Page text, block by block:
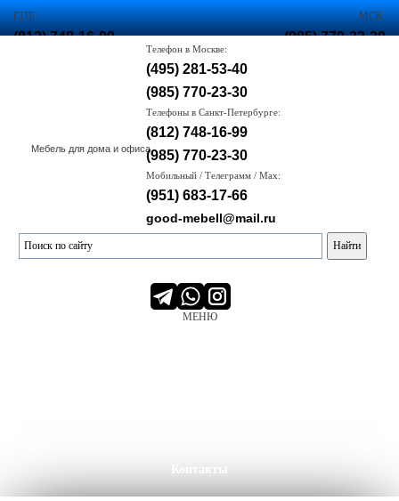
СПБ:
(812) 748-16-99
МСК:
(985) 770-23-30
Мебель для дома и офиса
Телефон в Москве:
(495) 281-53-40
(985) 770-23-30
Телефоны в Санкт-Петербурге:
(812) 748-16-99
(985) 770-23-30
Мобильный / Телеграмм / Max:
(951) 683-17-66
good-mebell@mail.ru
МЕНЮ
Контакты